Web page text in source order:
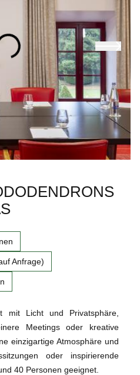
Anfrage)
mit Licht und Privatsphäre,
Meetings oder kreative
einzigartige Atmosphäre und
oder inspirierende
40 Personen geeignet.